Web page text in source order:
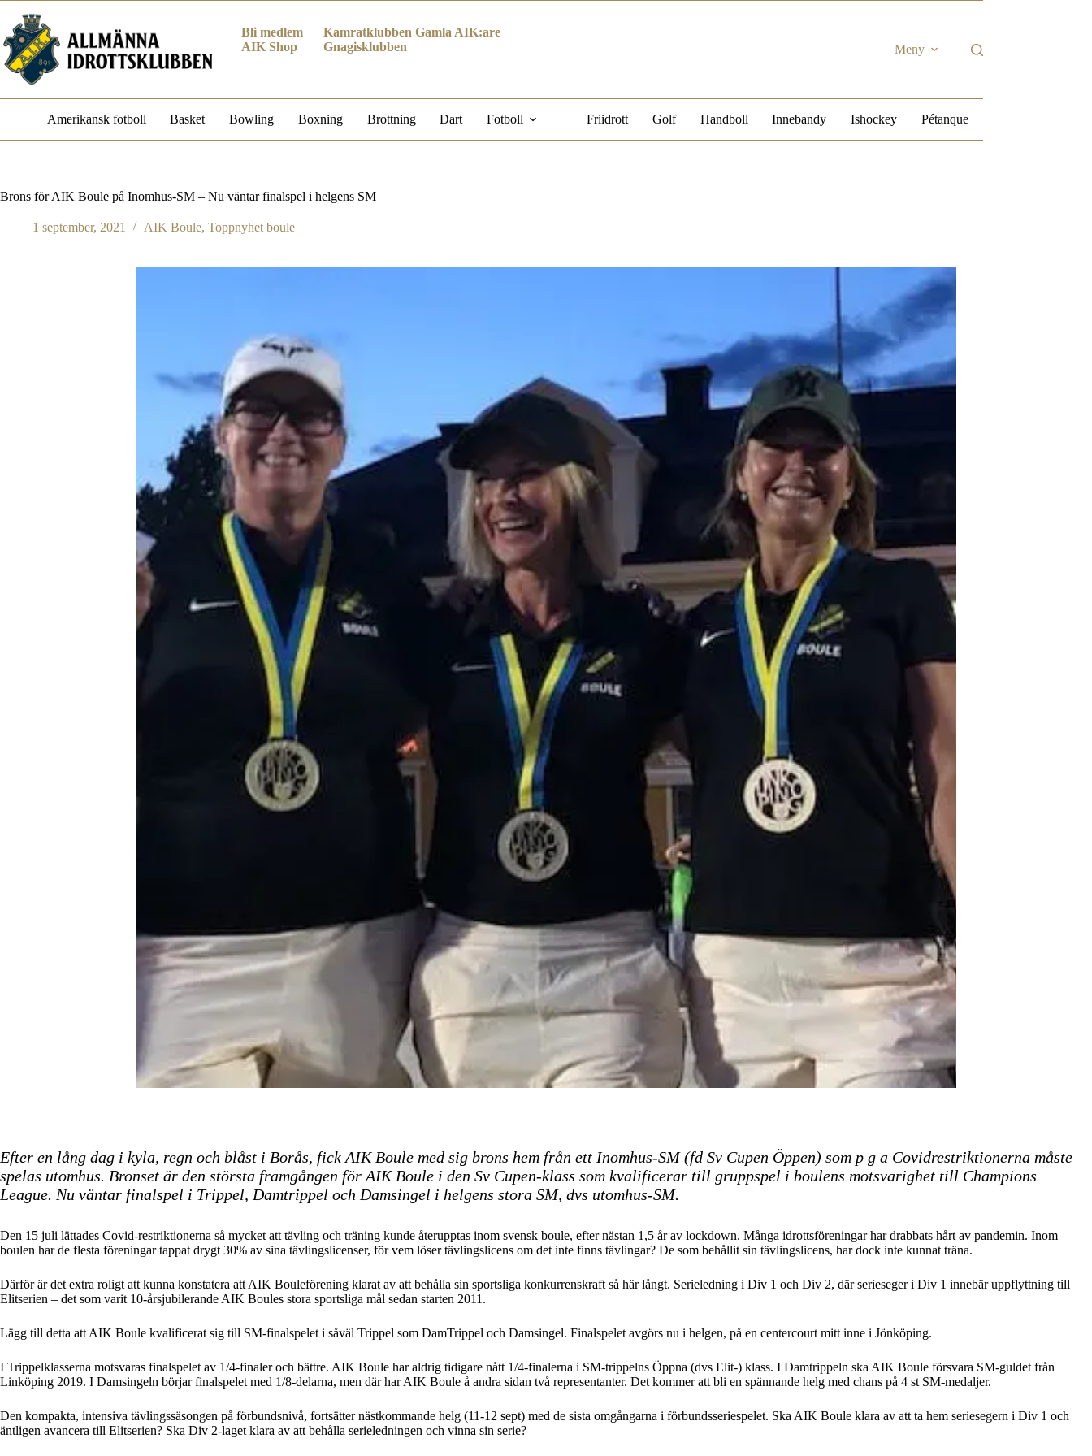
innehåll
Bli medlem
AIK Shop
Kamratklubben Gamla AIK:are
Gnagisklubben
Meny
Amerikansk fotboll Basket Bowling Boxning Brottning Dart Fotboll Friidrott Golf Handboll Innebandy Ishockey Pétanque
Brons för AIK Boule på Inomhus-SM – Nu väntar finalspel i helgens SM
1 september, 2021 AIK Boule, Toppnyhet boule
Efter en lång dag i kyla, regn och blåst i Borås, fick AIK Boule med sig brons hem från ett Inomhus-SM (fd Sv Cupen Öppen) som p g a Covidrestriktionerna måste
spelas utomhus. Bronset är den största framgången för AIK Boule i den Sv Cupen-klass som kvalificerar till gruppspel i boulens motsvarighet till Champions
League. Nu väntar finalspel i Trippel, Damtrippel och Damsingel i helgens stora SM, dvs utomhus-SM.
Den 15 juli lättades Covid-restriktionerna så mycket att tävling och träning kunde återupptas inom svensk boule, efter nästan 1,5 år av lockdown. Många idrottsföreningar har drabbats hårt av pandemin. Inom
boulen har de flesta föreningar tappat drygt 30% av sina tävlingslicenser, för vem löser tävlingslicens om det inte finns tävlingar? De som behållit sin tävlingslicens, har dock inte kunnat träna.
Därför är det extra roligt att kunna konstatera att AIK Bouleförening klarat av att behålla sin sportsliga konkurrenskraft så här långt. Serieledning i Div 1 och Div 2, där serieseger i Div 1 innebär uppflyttning till
Elitserien – det som varit 10-årsjubilerande AIK Boules stora sportsliga mål sedan starten 2011.
Lägg till detta att AIK Boule kvalificerat sig till SM-finalspelet i såväl Trippel som DamTrippel och Damsingel. Finalspelet avgörs nu i helgen, på en centercourt mitt inne i Jönköping.
I Trippelklasserna motsvaras finalspelet av 1/4-finaler och bättre. AIK Boule har aldrig tidigare nått 1/4-finalerna i SM-trippelns Öppna (dvs Elit-) klass. I Damtrippeln ska AIK Boule försvara SM-guldet från
Linköping 2019. I Damsingeln börjar finalspelet med 1/8-delarna, men där har AIK Boule å andra sidan två representanter. Det kommer att bli en spännande helg med chans på 4 st SM-medaljer.
Den kompakta, intensiva tävlingssäsongen på förbundsnivå, fortsätter nästkommande helg (11-12 sept) med de sista omgångarna i förbundsseriespelet. Ska AIK Boule klara av att ta hem seriesegern i Div 1 och
äntligen avancera till Elitserien? Ska Div 2-laget klara av att behålla serieledningen och vinna sin serie?